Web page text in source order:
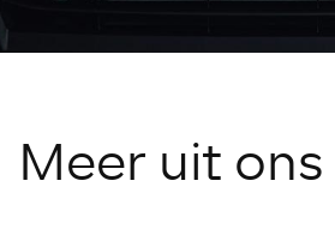
Meer uit ons